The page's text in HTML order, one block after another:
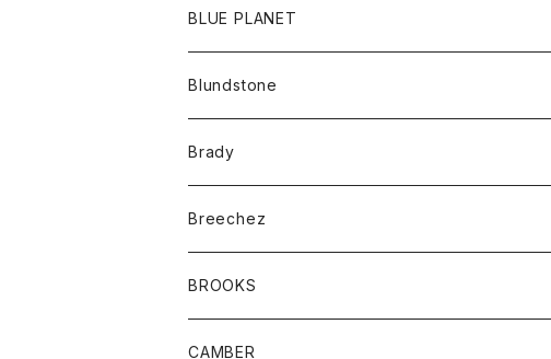
パンツ
アウター
カーディガン
コート
アクセサリー
バッグ
ベルト
キッズ
Tシャツ
グッズ
アンダーウェアー
カードホルダー
トップス
カーディガン
ボトム
BLUE PLANET
サングラス
Blundstone
Brady
Breechez
シャツ
BROOKS
グッズ
CAMBER